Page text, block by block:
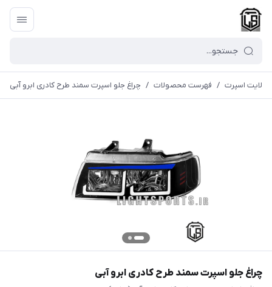
لایت اسپرت / فهرست محصولات / چراغ جلو اسپرت سمند طرح کادری ابرو آبی
چراغ جلو اسپرت سمند طرح کادری ابرو آبی